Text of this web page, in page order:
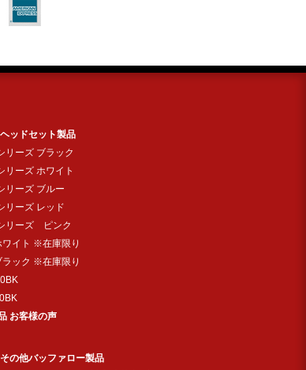
ッドセット製品
リーズ ブラック
リーズ ホワイト
リーズ ブルー
リーズ レッド
リーズ ピンク
ワイト ※在庫限り
ラック ※在庫限り
お客様の声
その他バッファロー製品